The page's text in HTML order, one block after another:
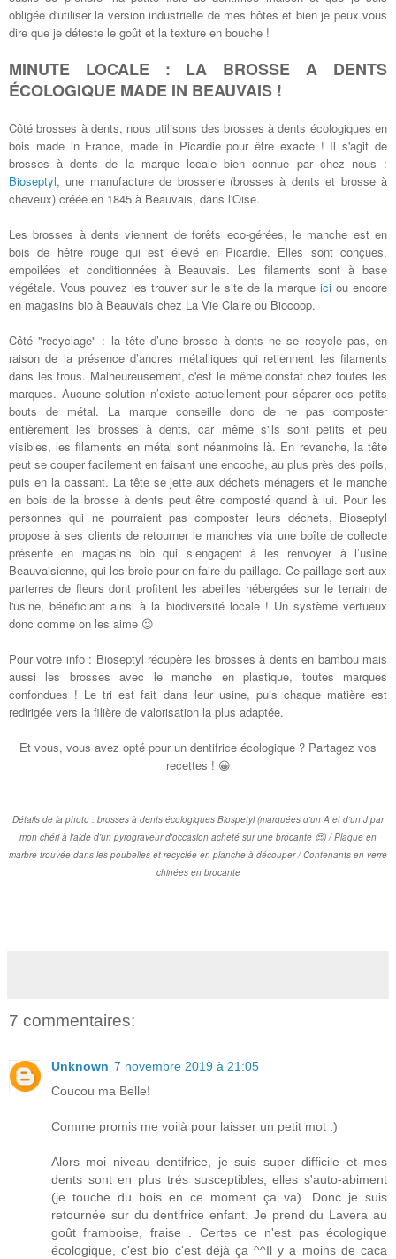
obligée d'utiliser la version industrielle de mes hôtes et bien je peux vous
dire que je déteste le goût et la texture en bouche !
MINUTE LOCALE : LA BROSSE A DENTS
ÉCOLOGIQUE MADE IN BEAUVAIS !
Côté brosses à dents, nous utilisons des brosses à dents écologiques en
bois made in France, made in Picardie pour être exacte ! Il s'agit de
brosses à dents de la marque locale bien connue par chez nous :
Bioseptyl, une manufacture de brosserie (brosses à dents et brosse à
cheveux) créée en 1845 à Beauvais, dans l'Oise.
Les brosses à dents viennent de forêts eco-gérées, le manche est en
bois de hêtre rouge qui est élevé en Picardie. Elles sont conçues,
empoilées et conditionnées à Beauvais. Les filaments sont à base
végétale. Vous pouvez les trouver sur le site de la marque ici ou encore
en magasins bio à Beauvais chez La Vie Claire ou Biocoop.
Côté "recyclage" : la tête d’une brosse à dents ne se recycle pas, en
raison de la présence d’ancres métalliques qui retiennent les filaments
dans les trous. Malheureusement, c'est le même constat chez toutes les
marques. Aucune solution n’existe actuellement pour séparer ces petits
bouts de métal. La marque conseille donc de ne pas composter
entièrement les brosses à dents, car même s'ils sont petits et peu
visibles, les filaments en métal sont néanmoins là. En revanche, la tête
peut se couper facilement en faisant une encoche, au plus près des poils,
puis en la cassant. La tête se jette aux déchets ménagers et le manche
en bois de la brosse à dents peut être composté quand à lui. Pour les
personnes qui ne pourraient pas composter leurs déchets, Bioseptyl
propose à ses clients de retourner le manches via une boîte de collecte
présente en magasins bio qui s’engagent à les renvoyer à l’usine
Beauvaisienne, qui les broie pour en faire du paillage. Ce paillage sert aux
parterres de fleurs dont profitent les abeilles hébergées sur le terrain de
l'usine, bénéficiant ainsi à la biodiversité locale ! Un système vertueux
donc comme on les aime 😉
Pour votre info : Bioseptyl récupère les brosses à dents en bambou mais
aussi les brosses avec le manche en plastique, toutes marques
confondues ! Le tri est fait dans leur usine, puis chaque matière est
redirigée vers la filière de valorisation la plus adaptée.
Et vous, vous avez opté pour un dentifrice écologique ? Partagez vos
recettes ! 😀
Détails de la photo : brosses à dents écologiques Biospetyl (marquées d'un A et d'un J par
mon chéri à l'aide d'un pyrograveur d'occasion acheté sur une brocante 😍) / Plaque en
marbre trouvée dans les poubelles et recyclée en planche à découper / Contenants en verre
chinées en brocante
7 commentaires:
Unknown 7 novembre 2019 à 21:05
Coucou ma Belle!
Comme promis me voilà pour laisser un petit mot :)
Alors moi niveau dentifrice, je suis super difficile et mes
dents sont en plus trés susceptibles, elles s'auto-abiment
(je touche du bois en ce moment ça va). Donc je suis
retournée sur du dentifrice enfant. Je prend du Lavera au
goût framboise, fraise . Certes ce n'est pas écologique
écologique, c'est bio c'est déjà ça ^^Il y a moins de caca